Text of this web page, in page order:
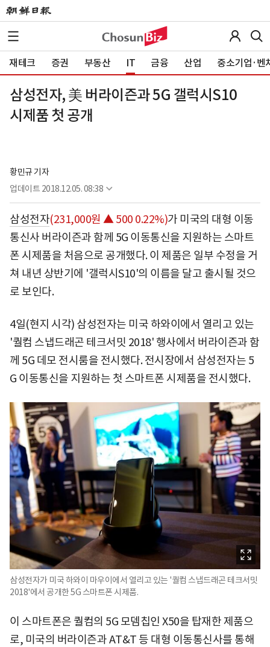
재테크 증권 부동산 IT 금융 산업 중소기업·벤
삼성전자, 美 버라이즌과 5G 갤럭시S10
시제품 첫 공개
황민규 기자
업데이트 2018.12.05. 08:38
삼성전자(231,000원 ▲ 500 0.22%)가 미국의 대형 이동
통신사 버라이즌과 함께 5G 이동통신을 지원하는 스마트
폰 시제품을 처음으로 공개했다. 이 제품은 일부 수정을 거
쳐 내년 상반기에 '갤럭시S10'의 이름을 달고 출시될 것으
로 보인다.
4일(현지 시각) 삼성전자는 미국 하와이에서 열리고 있는
'퀄컴 스냅드래곤 테크서밋 2018' 행사에서 버라이즌과 함
께 5G 데모 전시룸을 전시했다. 전시장에서 삼성전자는 5
G 이동통신을 지원하는 첫 스마트폰 시제품을 전시했다.
삼성전자가 미국 하와이 마우이에서 열리고 있는 '퀄컴 스냅드래곤 테크서밋
2018'에서 공개한 5G 스마트폰 시제품.
이 스마트폰은 퀄컴의 5G 모뎀칩인 X50을 탑재한 제품으
로, 미국의 버라이즌과 AT&T 등 대형 이동통신사를 통해